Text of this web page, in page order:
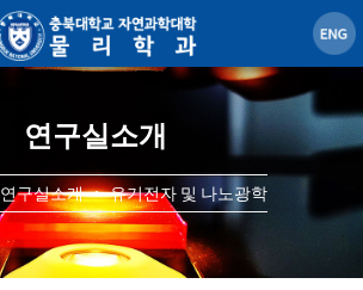
연구실소개
연구실소개 유기전자 및 나노광학